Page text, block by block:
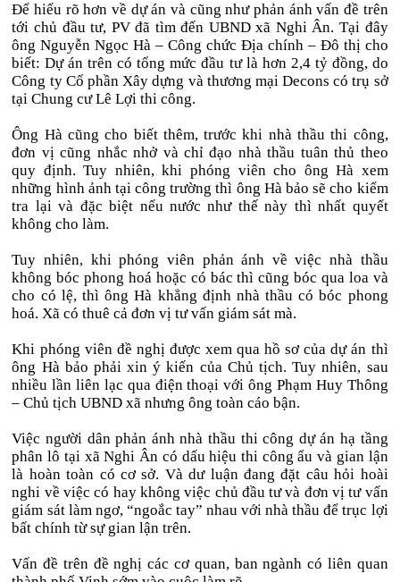
Để hiểu rõ hơn về dự án và cũng như phản ánh vấn đề trên
tới chủ đầu tư, PV đã tìm đến UBND xã Nghi Ân. Tại đây
ông Nguyễn Ngọc Hà – Công chức Địa chính – Đô thị cho
biết: Dự án trên có tổng mức đầu tư là hơn 2,4 tỷ đồng, do
Công ty Cổ phần Xây dựng và thương mại Decons có trụ sở
tại Chung cư Lê Lợi thi công.
Ông Hà cũng cho biết thêm, trước khi nhà thầu thi công,
đơn vị cũng nhắc nhở và chỉ đạo nhà thầu tuân thủ theo
quy định. Tuy nhiên, khi phóng viên cho ông Hà xem
những hình ảnh tại công trường thì ông Hà bảo sẽ cho kiểm
tra lại và đặc biệt nếu nước như thế này thì nhất quyết
không cho làm.
Tuy nhiên, khi phóng viên phản ánh về việc nhà thầu
không bóc phong hoá hoặc có bác thì cũng bóc qua loa và
cho có lệ, thì ông Hà khẳng định nhà thầu có bóc phong
hoá. Xã có thuê cả đơn vị tư vấn giám sát mà.
Khi phóng viên đề nghị được xem qua hồ sơ của dự án thì
ông Hà bảo phải xin ý kiến của Chủ tịch. Tuy nhiên, sau
nhiều lần liên lạc qua điện thoại với ông Phạm Huy Thông
– Chủ tịch UBND xã nhưng ông toàn cáo bận.
Việc người dân phản ánh nhà thầu thi công dự án hạ tầng
phân lô tại xã Nghi Ân có dấu hiệu thi công ẩu và gian lận
là hoàn toàn có cơ sở. Và dư luận đang đặt câu hỏi hoài
nghi về việc có hay không việc chủ đầu tư và đơn vị tư vấn
giám sát làm ngơ, “ngoắc tay” nhau với nhà thầu để trục lợi
bất chính từ sự gian lận trên.
Vấn đề trên đề nghị các cơ quan, ban ngành có liên quan